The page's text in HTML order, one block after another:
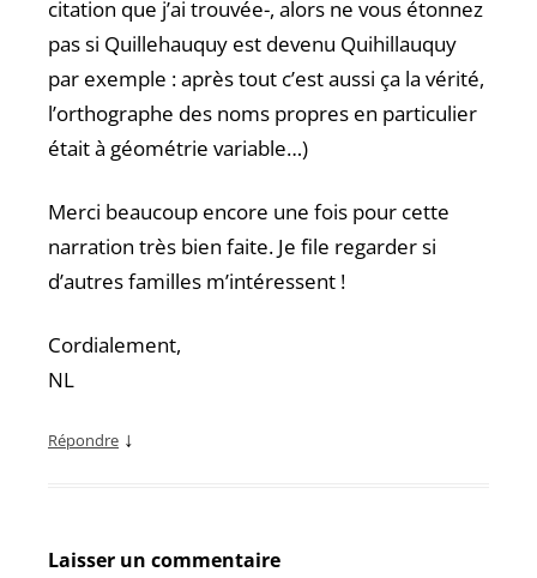
citation que j’ai trouvée-, alors ne vous étonnez
pas si Quillehauquy est devenu Quihillauquy
par exemple : après tout c’est aussi ça la vérité,
l’orthographe des noms propres en particulier
était à géométrie variable…)
Merci beaucoup encore une fois pour cette
narration très bien faite. Je file regarder si
d’autres familles m’intéressent !
Cordialement,
NL
Répondre ↓
Laisser un commentaire